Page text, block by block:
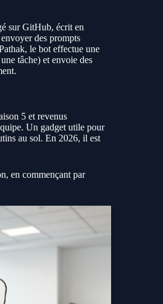
sur GitHub, écrit en
des prompts
le bot effectue une
tâche) et envoie des
5 et revenus
Un gadget utile pour
au sol. En 2026, il est
en commençant par